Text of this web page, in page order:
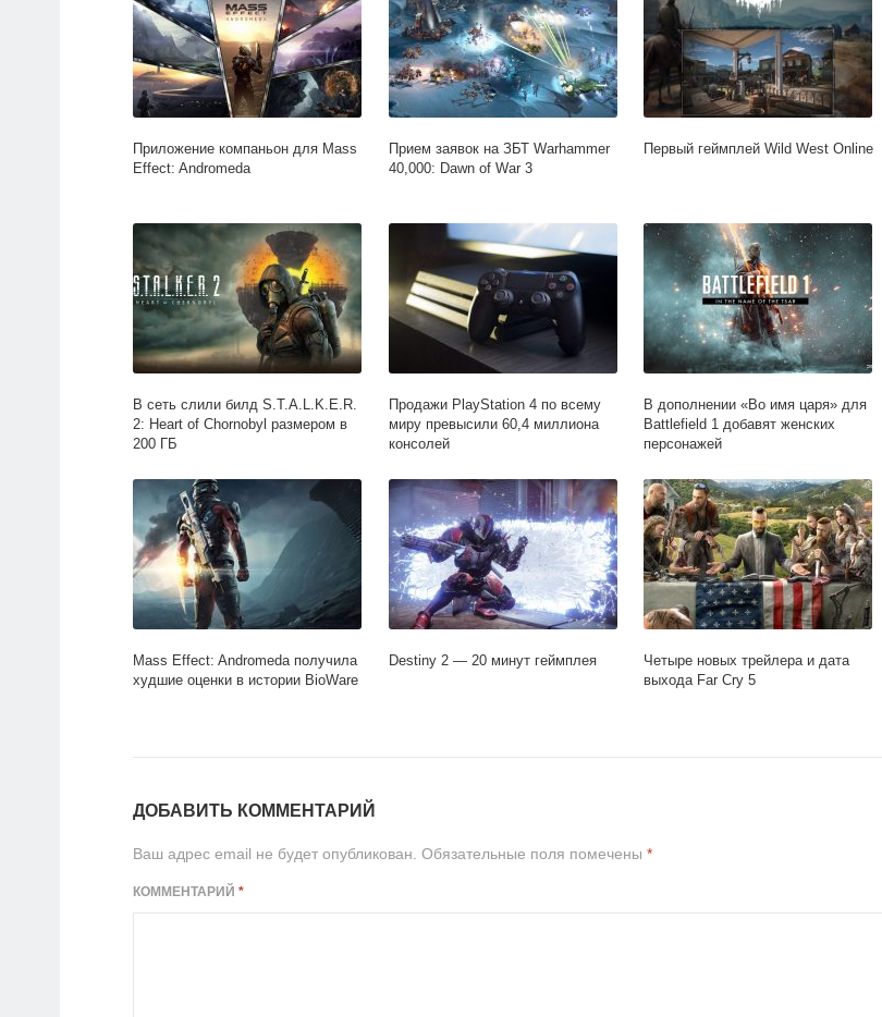
Приложение компаньон для Mass
Effect: Andromeda
Прием заявок на ЗБТ Warhammer
40,000: Dawn of War 3
Первый геймплей Wild West Online
В сеть слили билд S.T.A.L.K.E.R.
2: Heart of Chornobyl размером в
200 ГБ
Продажи PlayStation 4 по всему
миру превысили 60,4 миллиона
консолей
В дополнении «Во имя царя» для
Battlefield 1 добавят женских
персонажей
Mass Effect: Andromeda получила
худшие оценки в истории BioWare
Destiny 2 — 20 минут геймплея
Четыре новых трейлера и дата
выхода Far Cry 5
ДОБАВИТЬ КОММЕНТАРИЙ
Ваш адрес email не будет опубликован. Обязательные поля помечены *
КОММЕНТАРИЙ *